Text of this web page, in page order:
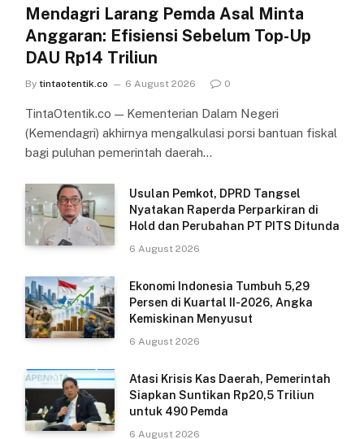
Mendagri Larang Pemda Asal Minta
Anggaran: Efisiensi Sebelum Top-Up
DAU Rp14 Triliun
By tintaotentik.co 6 August 2026 0
TintaOtentik.co — Kementerian Dalam Negeri
(Kemendagri) akhirnya mengalkulasi porsi bantuan fiskal
bagi puluhan pemerintah daerah…
Usulan Pemkot, DPRD Tangsel
Nyatakan Raperda Perparkiran di
Hold dan Perubahan PT PITS Ditunda
6 August 2026
Ekonomi Indonesia Tumbuh 5,29
Persen di Kuartal II-2026, Angka
Kemiskinan Menyusut
6 August 2026
Atasi Krisis Kas Daerah, Pemerintah
Siapkan Suntikan Rp20,5 Triliun
untuk 490 Pemda
6 August 2026